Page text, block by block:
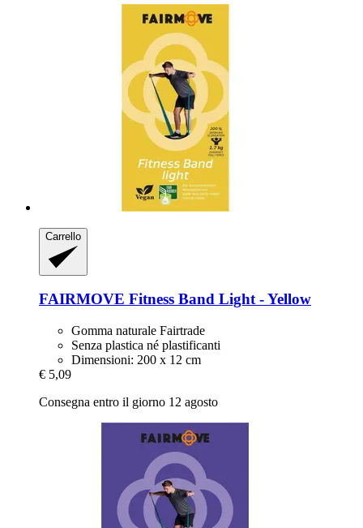
Carrello
FAIRMOVE Fitness Band Light -​ Yellow
Gomma naturale Fairtrade
Senza plastica né plastificanti
Dimensioni: 200 x 12 cm
€ 5,09
Consegna entro il giorno 12 agosto